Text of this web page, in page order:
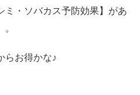
ミ・ソバカス予防効果】があ
らお得かな♪